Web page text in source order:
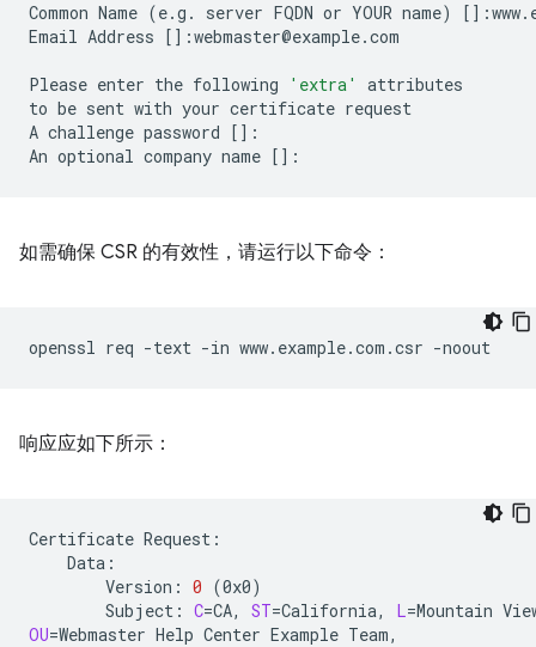
Common Name (e.g. server FQDN or YOUR name) []
Email Address [] :webmaster@example.com
Please enter the following 'extra'
attributes
to be sent with your certificate request
A challenge password [] :
An optional company name []
如需确保 CSR 的有效性，请运行以下命令：
openssl req -text -in www.example.com.csr
响应应如下所示：
Certificate
Version: 0 (0x0)
Subject: C=CA, ST=California, L=Mountain
OU=Webmaster Help Center Example